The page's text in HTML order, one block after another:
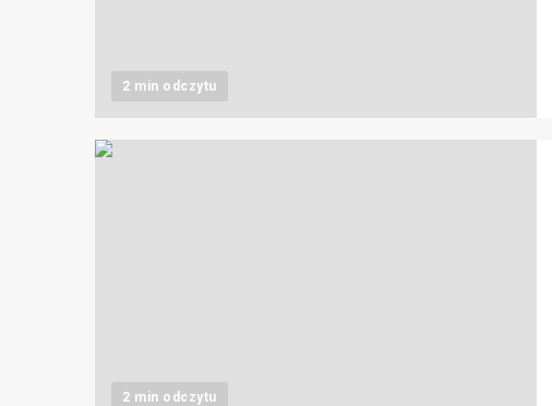
2 min odczytu
2 min odczytu